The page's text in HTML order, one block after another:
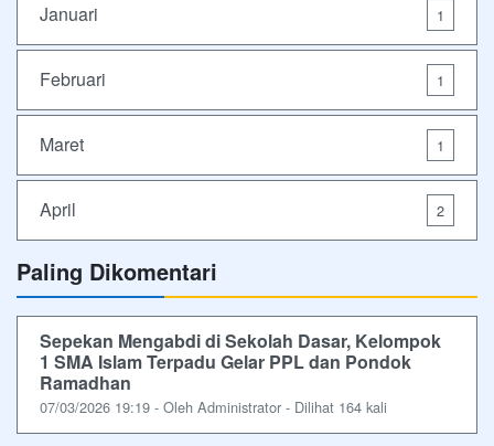
Januari 1
Februari 1
Maret 1
April 2
Paling Dikomentari
Sepekan Mengabdi di Sekolah Dasar, Kelompok
1 SMA Islam Terpadu Gelar PPL dan Pondok
Ramadhan
07/03/2026 19:19 - Oleh Administrator - Dilihat 164 kali